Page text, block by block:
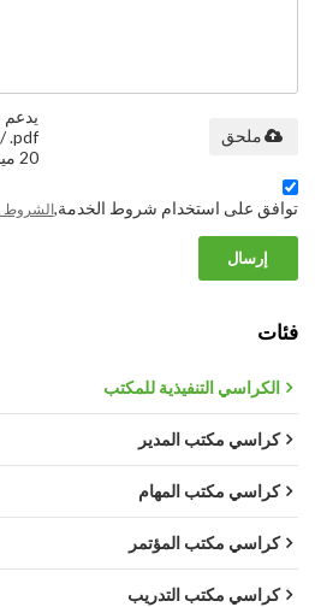
20 ميجا
ملحق
توافق على استخدام شروط الخدمة,الشروط
إرسال
فئات
الكراسي التنفيذية للمكتب
كراسي مكتب المدير
كراسي مكتب المهام
كراسي مكتب المؤتمر
كراسي مكتب التدريب